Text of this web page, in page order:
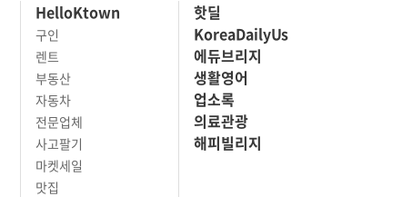
HelloKtown
구인
렌트
부동산
자동차
전문업체
사고팔기
마켓세일
맛집
핫딜
KoreaDailyUs
에듀브리지
생활영어
업소록
의료관광
해피빌리지